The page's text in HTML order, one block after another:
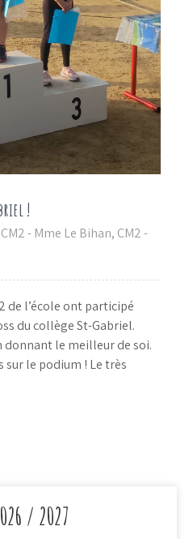
!
- Mme Le Bihan, CM2 -
de l’école ont participé
du collège St-Gabriel.
donnant le meilleur de soi.
le podium ! Le très
/ 2027